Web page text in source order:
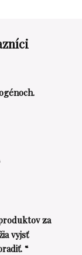
za
vyjsť
“